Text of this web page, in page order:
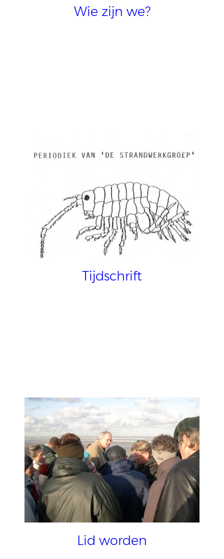
Wie zijn we?
Tijdschrift
Lid worden